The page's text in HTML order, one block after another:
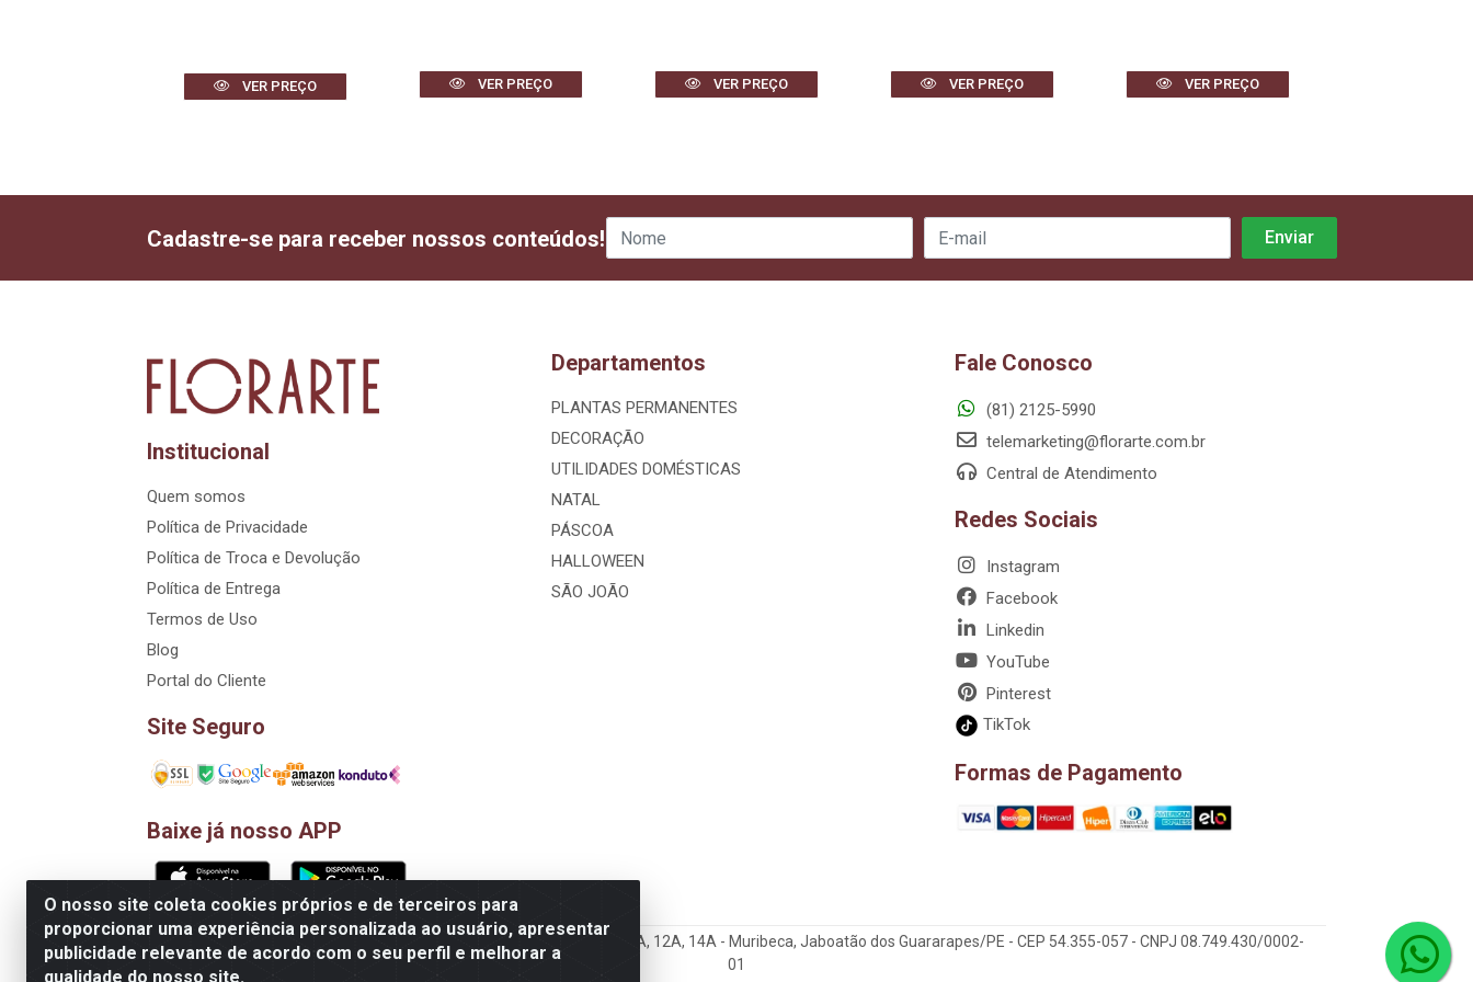
VER PREÇO VER PREÇO VER PREÇO VER PREÇO VER PREÇO
O nosso site coleta cookies próprios e de terceiros para
proporcionar uma experiência personalizada ao usuário, apresentar
publicidade relevante de acordo com o seu perfil e melhorar a
qualidade do nosso site.
Cadastre-se para receber nossos conteúdos!
Institucional
Quem somos
Política de Privacidade
Política de Troca e Devolução
Política de Entrega
Termos de Uso
Blog
Portal do Cliente
Site Seguro
Baixe já nosso APP
Departamentos
PLANTAS PERMANENTES
DECORAÇÃO
UTILIDADES DOMÉSTICAS
NATAL
PÁSCOA
HALLOWEEN
SÃO JOÃO
Fale Conosco
(81) 2125-5990
telemarketing@florarte.com.br
Central de Atendimento
Redes Sociais
Instagram
Facebook
Linkedin
YouTube
Pinterest
TikTok
Formas de Pagamento
D&A Decoração e Ambientação LTDA - Rua Riachão, 807 – 3A, 4A, 5A, 12A, 14A - Muribeca, Jaboatão dos Guararapes/PE - CEP 54.355-057 - CNPJ 08.749.430/0002-
01